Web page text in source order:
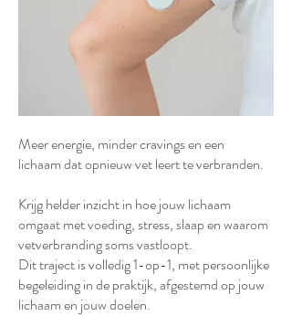
Meer energie, minder cravings en een
lichaam dat opnieuw vet leert te verbranden.
Krijg helder inzicht in hoe jouw lichaam
omgaat met voeding, stress, slaap en waarom
vetverbranding soms vastloopt.
Dit traject is volledig 1-op-1, met persoonlijke
begeleiding in de praktijk, afgestemd op jouw
lichaam en jouw doelen.